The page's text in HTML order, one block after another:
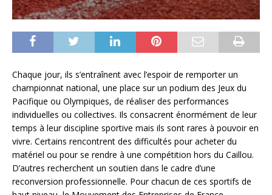
Chaque jour, ils s’entraînent avec l’espoir de remporter un
championnat national, une place sur un podium des Jeux du
Pacifique ou Olympiques, de réaliser des performances
individuelles ou collectives. Ils consacrent énormément de leur
temps à leur discipline sportive mais ils sont rares à pouvoir en
vivre. Certains rencontrent des difficultés pour acheter du
matériel ou pour se rendre à une compétition hors du Caillou.
D’autres recherchent un soutien dans le cadre d’une
reconversion professionnelle. Pour chacun de ces sportifs de